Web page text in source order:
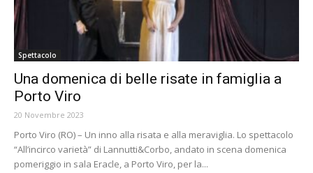
Spettacolo
Una domenica di belle risate in famiglia a
Porto Viro
20 Novembre 2023
Porto Viro (RO) – Un inno alla risata e alla meraviglia. Lo spettacolo
“All’incirco varietà” di Lannutti&Corbo, andato in scena domenica
pomeriggio in sala Eracle, a Porto Viro, per la...